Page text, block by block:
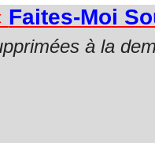
Faites-Moi
à la